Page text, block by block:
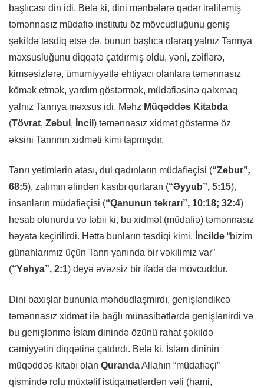
başlıcası din idi. Belə ki, dini mənbələrə qədər irəliləmiş
təmənnasız müdafiə institutu öz mövcudluğunu geniş
şəkildə təsdiq etsə də, bunun başlıca olaraq yalnız Tanrıya
məxsusluğunu diqqətə çatdırmış oldu, yəni, zəiflərə,
kimsəsizlərə, ümumiyyətlə ehtiyacı olanlara təmənnasız
kömək etmək, yardım göstərmək, müdafiəsinə qalxmaq
yalnız Tanrıya məxsus idi. Məhz Müqəddəs Kitabda
(Tövrat, Zəbul , İncil ) təmənnasız xidmət göstərmə öz
əksini Tanrının xidməti kimi tapmışdır.
Tanrı yetimlərin atası, dul qadınların müdafiəçisi (“Zəbur”,
68:5), zalımın əlindən kasıbı qurtaran (“Əyyub”, 5:15),
insanların müdafiəçisi (“Qanunun təkrarı”, 10:18; 32:4)
hesab olunurdu və təbii ki, bu xidmət (müdafiə) təmənnasız
həyata keçirilirdi. Hətta bunların təsdiqi kimi, İncildə “bizim
günahlarımız üçün Tanrı yanında bir vəkilimiz var”
(“Yəhya”, 2:1) deyə əvəzsiz bir ifadə də mövcuddur.
Dini baxışlar bununla məhdudlaşmırdı, genişləndikcə
təmənnasız xidmət ilə bağlı münasibətlərdə genişlənirdi və
bu genişlənmə İslam dinində özünü rahat şəkildə
cəmiyyətin diqqətinə çatdırdı. Belə ki, İslam dininin
müqəddəs kitabı olan QurandaAllahın “müdafiəçi”
qismində rolu müxtəlif istiqamətlərdən vəli (hami,